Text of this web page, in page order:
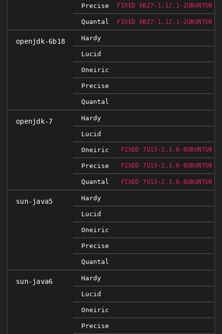
Precise FIXED 6B27-1.12.1-
Quantal FIXED 6B27-1.12.1-
openjdk-6b18 Hardy
Lucid
Oneiric
Precise
Quantal
openjdk-7 Hardy
Lucid
Oneiric FIXED 7U13-2.3.6-
Precise FIXED 7U13-2.3.6-
Quantal FIXED 7U13-2.3.6-
sun-java5 Hardy
Lucid
Oneiric
Precise
Quantal
sun-java6 Hardy
Lucid
Oneiric
Precise